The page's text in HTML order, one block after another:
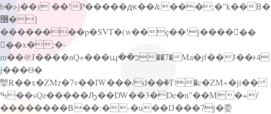
b�>j��)΄��!P�����ԫ��&���;�"k��B�
޶�}
��������p�SVT�(w��ę��!j������
��x�;�-
m��@J����nQ+���պ��כ��7�Ma�jf��J��ͱ4
j���Ѳ�
撆R��x�ZMz�7v��IW���/d��ٞ�Тז�c�ZM~�ji��
ߒ��sQz�����Ԡ��DW��3�De�n"��M�+/
��������B��:�-�u��IJ���7j�委